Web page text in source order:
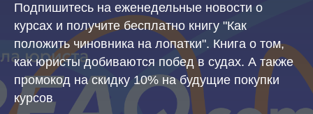
Подпишитесь на еженедельные новости о
курсах и получите бесплатно книгу "Как
положить чиновника на лопатки". Книга о том,
как юристы добиваются побед в судах. А также
промокод на скидку 10% на будущие покупки
курсов